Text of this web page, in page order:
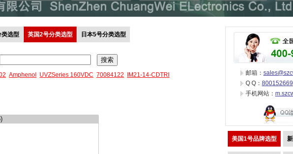
类选型 英国2号分类选型 日本5号分类选型
Amphenol UVZSeries 160VDC 70084122 IM21-14-CDTRI 邮箱：
Q Q： 800152669
手机网站：
美国1号品牌选型